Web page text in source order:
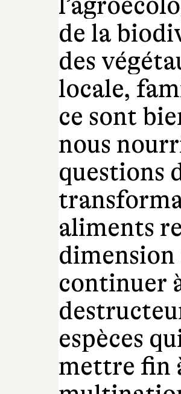
de la
des
locale,
ce sont
nous
questions
aliments
dimension
continuer
espèces
mettre fin